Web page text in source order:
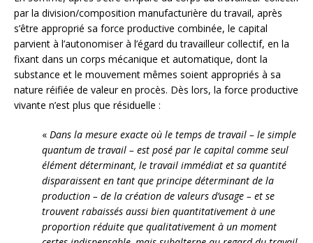
par la division/composition manufacturière du travail, après
s’être approprié sa force productive combinée, le capital
parvient à l’autonomiser à l’égard du travailleur collectif, en la
fixant dans un corps mécanique et automatique, dont la
substance et le mouvement mêmes soient appropriés à sa
nature réifiée de valeur en procès. Dès lors, la force productive
vivante n’est plus que résiduelle :
« Dans la mesure exacte où le temps de travail – le simple
quantum de travail – est posé par le capital comme seul
élément déterminant, le travail immédiat et sa quantité
disparaissent en tant que principe déterminant de la
production – de la création de valeurs d’usage – et se
trouvent rabaissés aussi bien quantitativement à une
proportion réduite que qualitativement à un moment